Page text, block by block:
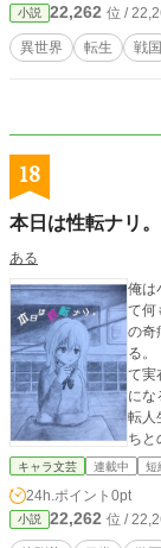
小説 22,262 位 /
異世界 転生 戦国
18
本日は性転ナリ。
ある
俺は
て何
の奇
る。
て実
になる。 …っとまぁそんなワケで
転人生"
ちと
キャラ文芸 連載中 短
24h.ポイント 0pt
小説 22,262 位 /